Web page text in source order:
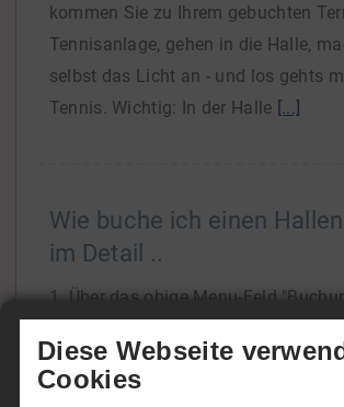
kommen Sie zu Ihrem gebuchten
Tennisanlage, gehen in die Halle,
selbst das Licht an - und los gehts
Tennis. Wichtig: In der Halle [...]
Wie buche ich einen
im Detail ..
1. Über das obige Menu-Feld
Tennisfelder.
In der Tagesansicht oder der
Diese Webseite
Cookies